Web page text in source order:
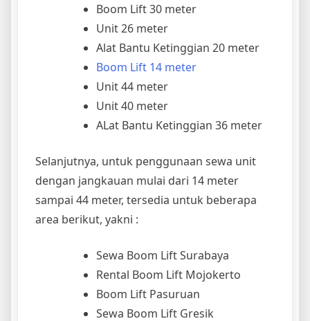
Boom Lift 30 meter
Unit 26 meter
Alat Bantu Ketinggian 20 meter
Boom Lift 14 meter
Unit 44 meter
Unit 40 meter
ALat Bantu Ketinggian 36 meter
Selanjutnya, untuk penggunaan sewa unit
dengan jangkauan mulai dari 14 meter
sampai 44 meter, tersedia untuk beberapa
area berikut, yakni :
Sewa Boom Lift Surabaya
Rental Boom Lift Mojokerto
Boom Lift Pasuruan
Sewa Boom Lift Gresik